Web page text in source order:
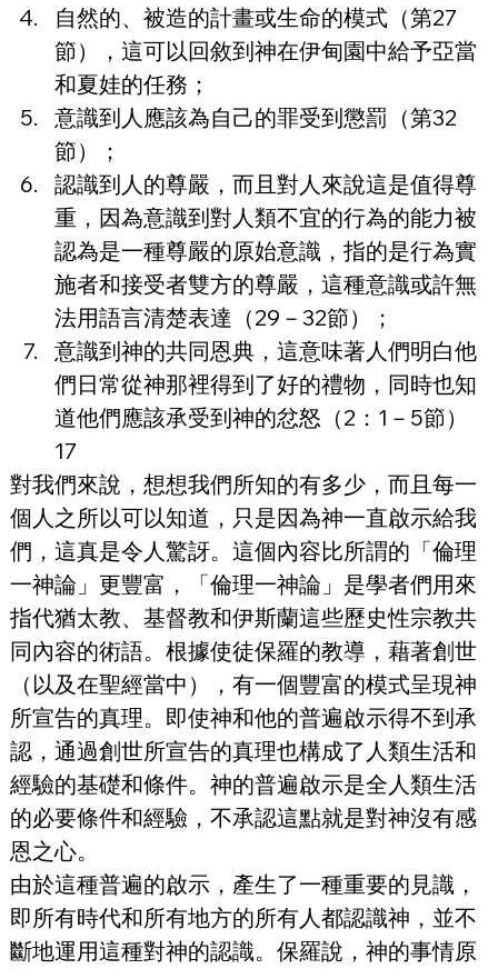
自然的、被造的計畫或生命的模式（第27
節），這可以回敘到神在伊甸園中給予亞當
和夏娃的任務；
意識到人應該為自己的罪受到懲罰（第32
節）；
認識到人的尊嚴，而且對人來說這是值得尊
重，因為意識到對人類不宜的行為的能力被
認為是一種尊嚴的原始意識，指的是行為實
施者和接受者雙方的尊嚴，這種意識或許無
法用語言清楚表達（29－32節）；
意識到神的共同恩典，這意味著人們明白他
們日常從神那裡得到了好的禮物，同時也知
道他們應該承受到神的忿怒（2：1－5節）
17
對我們來說，想想我們所知的有多少，而且每一
個人之所以可以知道，只是因為神一直啟示給我
們，這真是令人驚訝。這個內容比所謂的「倫理
一神論」更豐富，「倫理一神論」是學者們用來
指代猶太教、基督教和伊斯蘭這些歷史性宗教共
同內容的術語。根據使徒保羅的教導，藉著創世
（以及在聖經當中），有一個豐富的模式呈現神
所宣告的真理。即使神和他的普遍啟示得不到承
認，通過創世所宣告的真理也構成了人類生活和
經驗的基礎和條件。神的普遍啟示是全人類生活
的必要條件和經驗，不承認這點就是對神沒有感
恩之心。
由於這種普遍的啟示，產生了一種重要的見識，
即所有時代和所有地方的所有人都認識神，並不
斷地運用這種對神的認識。保羅說，神的事情原